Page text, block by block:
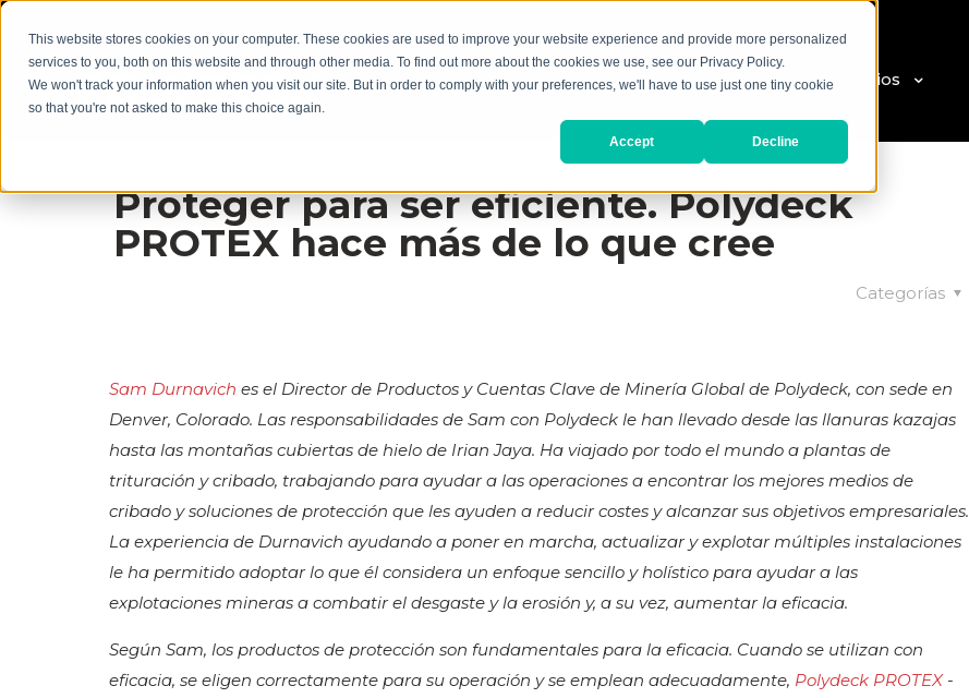
This website stores cookies on your computer. These cookies are used to improve your website experience and provide more personalized
services to you, both on this website and through other media. To find out more about the cookies we use, see our Privacy Policy.
We won't track your information when you visit our site. But in order to comply with your preferences, we'll have to use just one tiny cookie
so that you're not asked to make this choice again.
Accept Decline
Nuestros productos Nuestros servicios
Proteger para ser eficiente. Polydeck
PROTEX hace más de lo que cree
Categorías
Sam Durnavich es el Director de Productos y Cuentas Clave de Minería Global de Polydeck, con sede en
Denver, Colorado. Las responsabilidades de Sam con Polydeck le han llevado desde las llanuras kazajas
hasta las montañas cubiertas de hielo de Irian Jaya. Ha viajado por todo el mundo a plantas de
trituración y cribado, trabajando para ayudar a las operaciones a encontrar los mejores medios de
cribado y soluciones de protección que les ayuden a reducir costes y alcanzar sus objetivos empresariales.
La experiencia de Durnavich ayudando a poner en marcha, actualizar y explotar múltiples instalaciones
le ha permitido adoptar lo que él considera un enfoque sencillo y holístico para ayudar a las
explotaciones mineras a combatir el desgaste y la erosión y, a su vez, aumentar la eficacia.
Según Sam, los productos de protección son fundamentales para la eficacia. Cuando se utilizan con
eficacia, se eligen correctamente para su operación y se emplean adecuadamente, Polydeck PROTEX-